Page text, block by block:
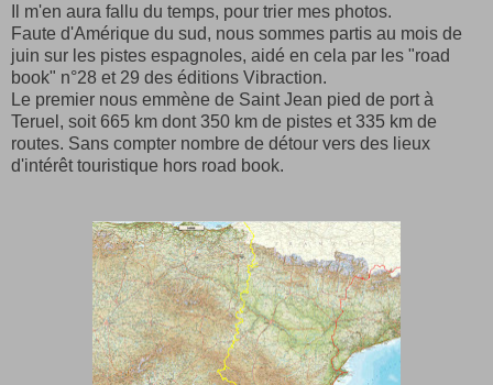
Il m'en aura fallu du temps, pour trier mes photos.
Faute d'Amérique du sud, nous sommes partis au mois de
juin sur les pistes espagnoles, aidé en cela par les "road
book" n°28 et 29 des éditions Vibraction.
Le premier nous emmène de Saint Jean pied de port à
Teruel, soit 665 km dont 350 km de pistes et 335 km de
routes. Sans compter nombre de détour vers des lieux
d'intérêt touristique hors road book.